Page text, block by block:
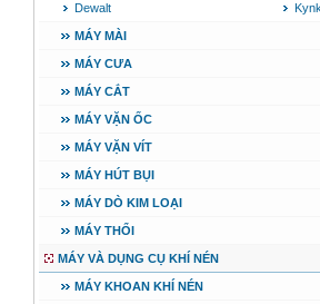
Dewalt
MÁY MÀI
MÁY CƯA
MÁY CẮT
MÁY VẶN ỐC
MÁY VẶN VÍT
MÁY HÚT BỤI
MÁY DÒ KIM LOẠI
MÁY THỔI
MÁY VÀ DỤNG CỤ KHÍ NÉN
MÁY KHOAN KHÍ NÉN